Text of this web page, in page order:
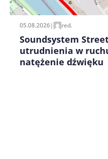
05.08.2026| red.
Soundsystem
utrudnienia w
natężenie dźwięku